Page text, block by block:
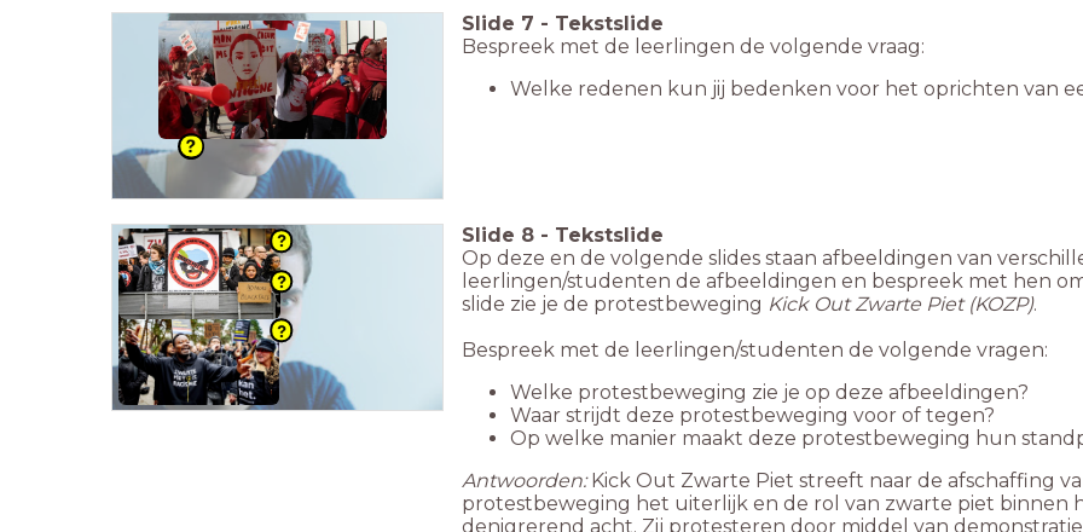
Slide 7 - Tekstslide
Bespreek met de leerlingen de volgende vraag:
Welke redenen kun jij bedenken voor het oprichten van
Slide 8 - Tekstslide
Op deze en de volgende slides staan afbeeldingen van
leerlingen/studenten de afbeeldingen en bespreek met hen
slide zie je de protestbeweging Kick Out Zwarte Piet (KOZP).
Bespreek met de leerlingen/studenten de volgende vragen:
Welke protestbeweging zie je op deze afbeeldingen?
Waar strijdt deze protestbeweging voor of tegen?
Op welke manier maakt deze protestbeweging hun
Antwoorden:Kick Out Zwarte Piet streeft naar de afschaffing
protestbeweging het uiterlijk en de rol van zwarte piet binnen
denigrerend acht. Zij protesteren door middel van